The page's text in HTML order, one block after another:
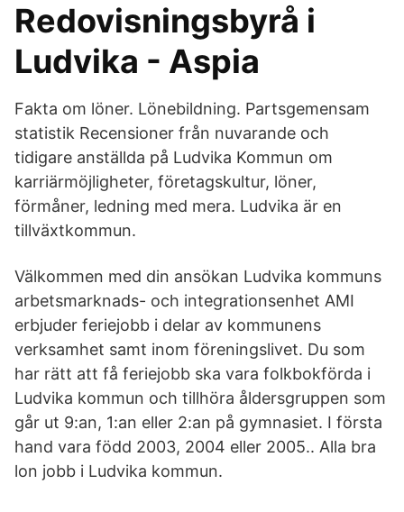
Redovisningsbyrå i
Ludvika - Aspia
Fakta om löner. Lönebildning. Partsgemensam
statistik Recensioner från nuvarande och
tidigare anställda på Ludvika Kommun om
karriärmöjligheter, företagskultur, löner,
förmåner, ledning med mera. Ludvika är en
tillväxtkommun.
Välkommen med din ansökan Ludvika kommuns
arbetsmarknads- och integrationsenhet AMI
erbjuder feriejobb i delar av kommunens
verksamhet samt inom föreningslivet. Du som
har rätt att få feriejobb ska vara folkbokförda i
Ludvika kommun och tillhöra åldersgruppen som
går ut 9:an, 1:an eller 2:an på gymnasiet. I första
hand vara född 2003, 2004 eller 2005.. Alla bra
lon jobb i Ludvika kommun.